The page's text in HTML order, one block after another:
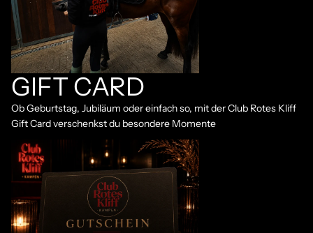
GIFT CARD
Ob Geburtstag, Jubiläum oder einfach so, mit der Club Rotes Kliff
Gift Card verschenkst du besondere Momente
Geschenk Gutschein